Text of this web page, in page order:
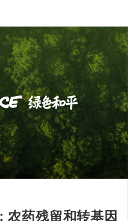
农药残留和转基因